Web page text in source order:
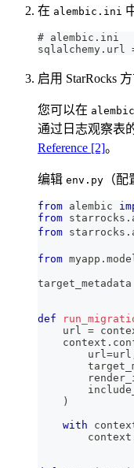
在 alembic.ini
# alembic.ini
sqlalchemy.url
启用 StarRocks
您可以在
通过日志观察表
Reference [2]。
编辑 env.py （
from alembic
from starrocks .
from starrocks .
from myapp .
target_metadata
def
    url
=
    context
.
        url
=url
)
with
        context